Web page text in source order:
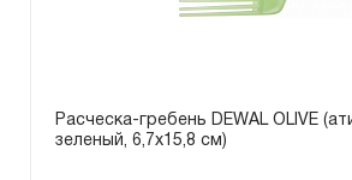
Расческа-гребень DEWAL OLIVE
зеленый, 6,7х15,8 см)